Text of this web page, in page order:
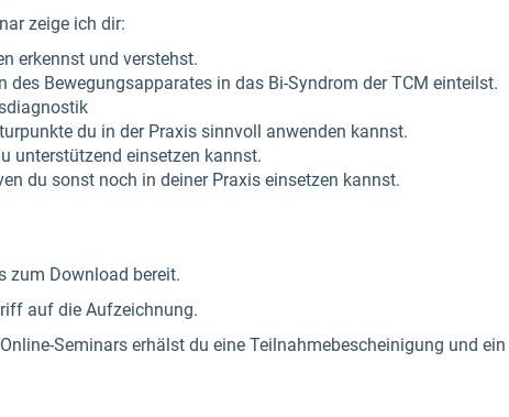
zeige ich dir:
erkennst und verstehst.
des Bewegungsapparates in das Bi-Syndrom der TCM einteilst.
du in der Praxis sinnvoll anwenden kannst.
unterstützend einsetzen kannst.
du sonst noch in deiner Praxis einsetzen kannst.
zum Download bereit.
auf die Aufzeichnung.
Seminars erhälst du eine Teilnahmebescheinigung und